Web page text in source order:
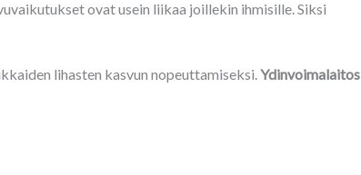
ovat usein liikaa joillekin ihmisille. Siksi
lihasten kasvun nopeuttamiseksi.Ydinvoimalaitos